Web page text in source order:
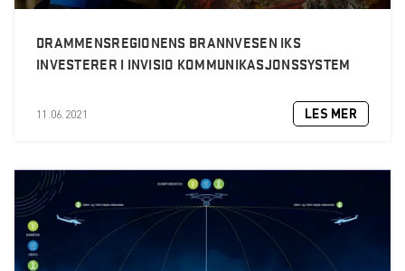
DRAMMENSREGIONENS BRANNVESEN IKS
INVESTERER I INVISIO KOMMUNIKASJONSSYSTEM
11.06.2021 LES MER